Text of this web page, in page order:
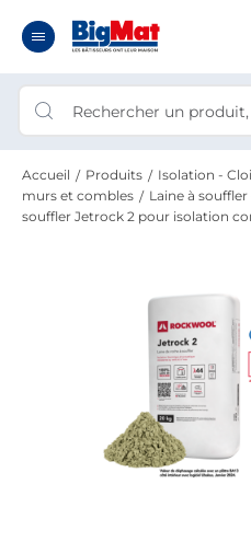
Accueil Produits Isolation -
murs et combles
Laine à
souffler Jetrock 2 pour isolation